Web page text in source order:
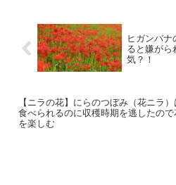
ヒガンバナ
ると嫌がら
気？！
【ニラの花】にらのつぼみ（花ニラ）
食べられるのに収穫時期を逃したので
を楽しむ